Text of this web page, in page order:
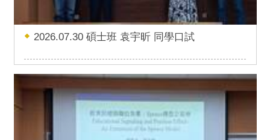
2026.07.30 碩士班 袁宇昕 同學口試